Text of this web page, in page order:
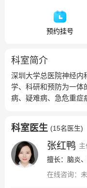
预约挂号
科室简介
深圳大学总医院神经内
学、科研和预防为一体
病、疑难病、急危重症
名、硕士7名，其中主
3名，住院医师5名，
础及突出的特色。一、诊疗特色‏‎1.脑血管病
（1）完成急性缺血性
栓、机械取栓、急性
科室医生 (15名医生)
张红鸭
在线咨询：